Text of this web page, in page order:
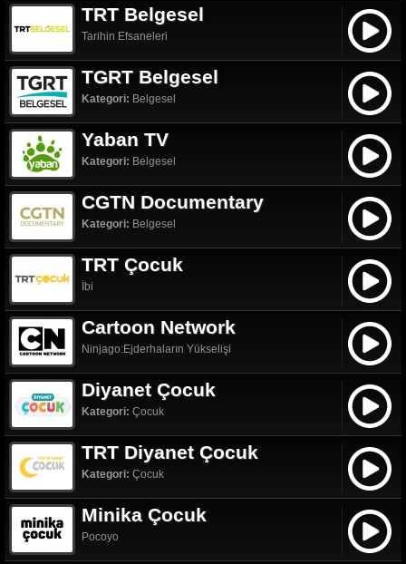
TRT Belgesel
Tarihin Efsaneleri
TGRT Belgesel
Kategori: Belgesel
Yaban TV
Kategori: Belgesel
CGTN Documentary
Kategori: Belgesel
TRT Çocuk
İbi
Cartoon Network
Ninjago:Ejderhaların Yükselişi
Diyanet Çocuk
Kategori: Çocuk
TRT Diyanet Çocuk
Kategori: Çocuk
Minika Çocuk
Pocoyo